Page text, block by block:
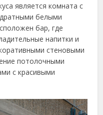
является комната с
белыми
бар, где
напитки и
стеновыми
потолочными
с красивыми